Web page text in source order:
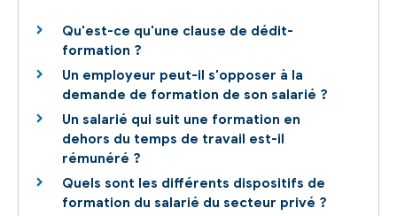
Qu'est-ce qu'une clause de dédit-
formation ?
Un employeur peut-il s'opposer à la
demande de formation de son salarié ?
Un salarié qui suit une formation en
dehors du temps de travail est-il
rémunéré ?
Quels sont les différents dispositifs de
formation du salarié du secteur privé ?